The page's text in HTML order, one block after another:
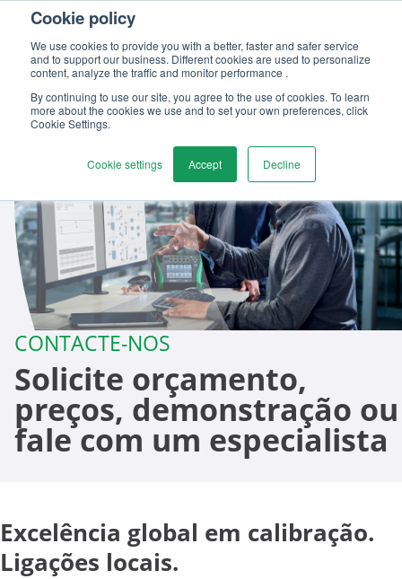
Cookie policy
We use cookies to provide you with a better, faster and safer service
and to support our business. Different cookies are used to personalize
content, analyze the traffic and monitor performance .
By continuing to use our site, you agree to the use of cookies. To learn
more about the cookies we use and to set your own preferences, click
Cookie Settings.
Cookie settings Accept Decline
CONTACTE-NOS
Solicite orçamento,
preços, demonstração ou
fale com um especialista
Excelência global em calibração.
Ligações locais.